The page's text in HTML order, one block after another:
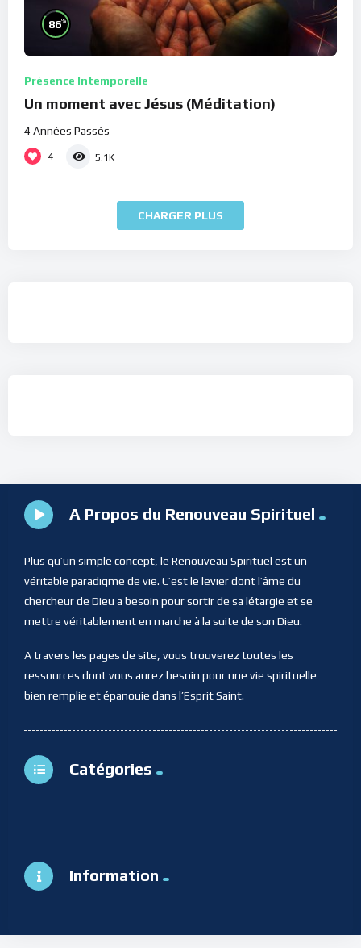
86%
Présence Intemporelle
Un moment avec Jésus (Méditation)
4 Années Passés
4 5.1K
CHARGER PLUS
A Propos du Renouveau Spirituel
Plus qu’un simple concept, le Renouveau Spirituel est un
véritable paradigme de vie. C’est le levier dont l’âme du
chercheur de Dieu a besoin pour sortir de sa létargie et se
mettre véritablement en marche à la suite de son Dieu.
A travers les pages de site, vous trouverez toutes les
ressources dont vous aurez besoin pour une vie spirituelle
bien remplie et épanouie dans l’Esprit Saint.
Catégories
Information